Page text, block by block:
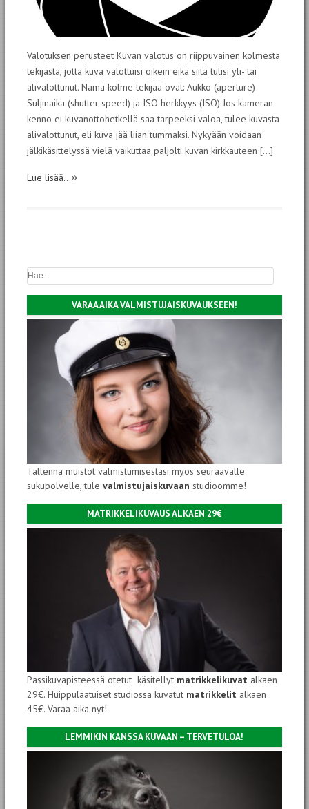
Valotuksen perusteet Kuvan valotus on riippuvainen kolmesta
tekijästä, jotta kuva valottuisi oikein eikä siitä tulisi yli- tai
alivalottunut. Nämä kolme tekijää ovat: Aukko (aperture)
Suljinaika (shutter speed) ja ISO herkkyys (ISO) Jos kameran
kenno ei kuvanottohetkellä saa tarpeeksi valoa, tulee kuvasta
alivalottunut, eli kuva jää liian tummaksi. Nykyään voidaan
jälkikäsittelyssä vielä vaikuttaa paljolti kuvan kirkkauteen […]
Lue lisää...»
VARAA AIKA VALMISTUJAISKUVAUKSEEN!
Tallenna muistot valmistumisestasi myös seuraavalle
sukupolvelle, tule valmistujaiskuvaan studioomme!
MATRIKKELIKUVAUS ALKAEN 29€
Passikuvapisteessä otetut käsitellyt matrikkelikuvat alkaen
29€. Huippulaatuiset studiossa kuvatut matrikkelit alkaen
45€. Varaa aika nyt!
LEMMIKIN KANSSA KUVAAN – TERVETULOA!